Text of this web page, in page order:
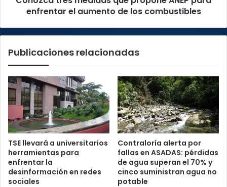
enfrentar el aumento de los combustibles
Publicaciones relacionadas
TSE llevará a universitarios
herramientas para
enfrentar la
desinformación en redes
sociales
Contraloría alerta por
fallas en ASADAS: pérdidas
de agua superan el 70% y
cinco suministran agua no
potable